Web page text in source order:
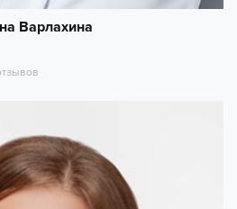
Варлахина